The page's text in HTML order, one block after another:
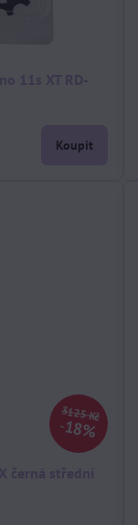
Koupit
3125 Kč
18%